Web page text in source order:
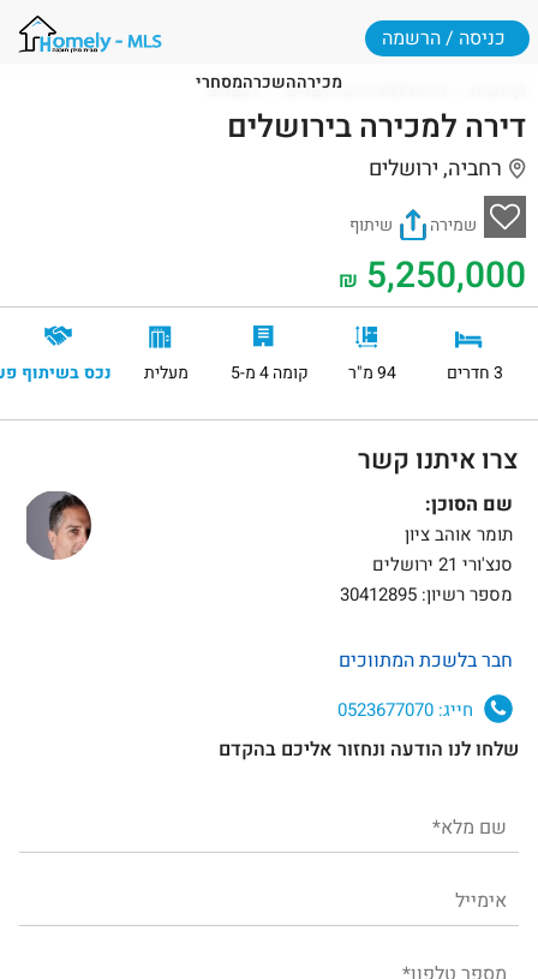
מכירההשכרהמסחרי
כניסה / הרשמה
דירות למכירה בירושלים ירושלים
דירה למכירה בירושלים
רחביה, ירושלים
שמירה שיתוף
5,250,000
₪
3 חדרים 94 מ"ר קומה 4 מ-5 מעלית נכס בשיתוף
צרו איתנו קשר
שם הסוכן:
תומר אוהב ציון
סנצ'ורי 21 ירושלים
מספר רשיון: 30412895
חבר בלשכת המתווכים
חייג:
שלחו לנו הודעה ונחזור אליכם בהקדם